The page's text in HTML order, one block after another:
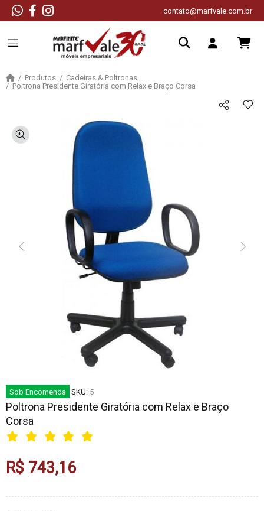
contato@marfvale.com.br
Produtos
Cadeiras & Poltronas
Poltrona Presidente Giratória com Relax e Braço Corsa
Sob Encomenda SKU: 5
Poltrona Presidente Giratória com Relax e Braço
Corsa
R$ 743,16